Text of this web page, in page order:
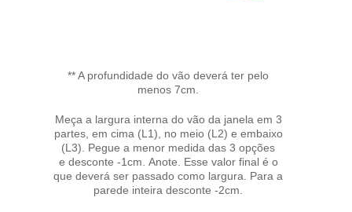
** A profundidade do vão deverá ter pelo
menos 7cm.
Meça a largura interna do vão da janela em 3
partes, em cima (L1), no meio (L2) e embaixo
(L3). Pegue a menor medida das 3 opções
e desconte -1cm. Anote. Esse valor final é o
que deverá ser passado como largura. Para a
parede inteira desconte -2cm.